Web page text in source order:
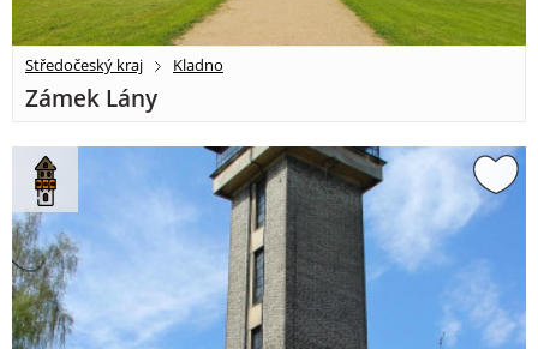
Středočeský kraj Kladno
Zámek Lány